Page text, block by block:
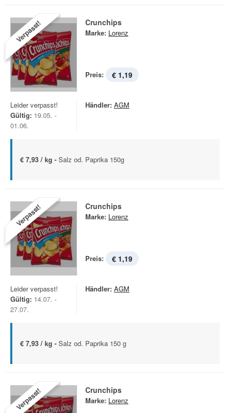
Verpasst! Crunchips
Marke: Lorenz
Preis: € 1,19
Leider verpasst!
Gültig: 19.05. -
01.06.
Händler: AGM
€ 7,93 / kg - Salz od. Paprika 150g
Verpasst! Crunchips
Marke: Lorenz
Preis: € 1,19
Leider verpasst!
Gültig: 14.07. -
27.07.
Händler: AGM
€ 7,93 / kg - Salz od. Paprika 150 g
Verpasst! Crunchips
Marke: Lorenz